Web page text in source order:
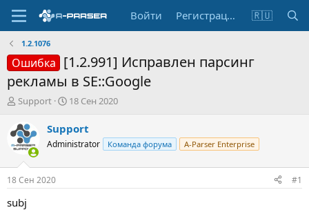
Войти Регистрация 🇷🇺
1.2.1076
Ошибка [1.2.991] Исправлен парсинг
рекламы в SE::Google
А
т
о
р
т
е
м
ы
Support
Д
т
а
н
а
18 Сен 2020
Support
Administrator Команда форума A-Parser Enterprise
18 Сен 2020 #1
subj